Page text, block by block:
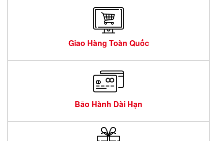
Giao Hàng Toàn Quốc
Bảo Hành Dài Hạn